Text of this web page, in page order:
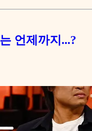
언제까지...?